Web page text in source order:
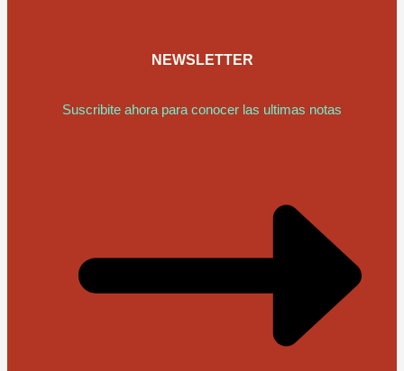
NEWSLETTER
Suscribite ahora para conocer las ultimas notas